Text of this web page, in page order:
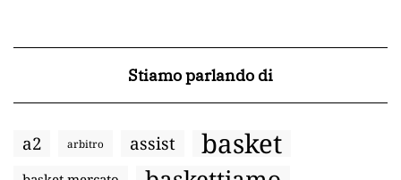
Stiamo parlando di
a2 arbitro assist basket